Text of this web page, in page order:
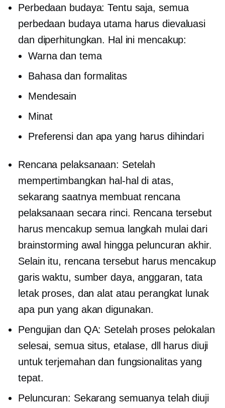
Perbedaan budaya: Tentu saja, semua
perbedaan budaya utama harus dievaluasi
dan diperhitungkan. Hal ini mencakup:
Warna dan tema
Bahasa dan formalitas
Mendesain
Minat
Preferensi dan apa yang harus dihindari
Rencana pelaksanaan: Setelah
mempertimbangkan hal-hal di atas,
sekarang saatnya membuat rencana
pelaksanaan secara rinci. Rencana tersebut
harus mencakup semua langkah mulai dari
brainstorming awal hingga peluncuran akhir.
Selain itu, rencana tersebut harus mencakup
garis waktu, sumber daya, anggaran, tata
letak proses, dan alat atau perangkat lunak
apa pun yang akan digunakan.
Pengujian dan QA: Setelah proses pelokalan
selesai, semua situs, etalase, dll harus diuji
untuk terjemahan dan fungsionalitas yang
tepat.
Peluncuran: Sekarang semuanya telah diuji